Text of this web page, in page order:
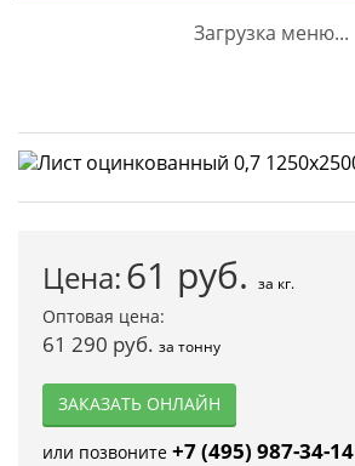
Загрузка меню...
Цена:61 руб. за кг.
Оптовая цена:
61 290 руб. за тонну
ЗАКАЗАТЬ ОНЛАЙН
или позвоните +7 (495) 987-34-14